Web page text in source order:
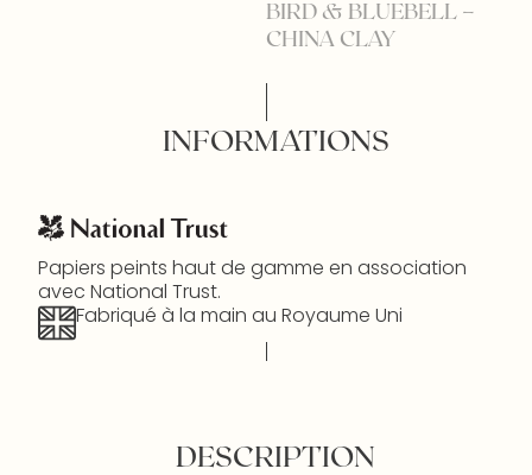
BIRD & BLUEBELL –
CHINA CLAY
INFORMATIONS
Papiers peints haut de gamme en association
avec National Trust.
Fabriqué à la main au Royaume Uni
DESCRIPTION